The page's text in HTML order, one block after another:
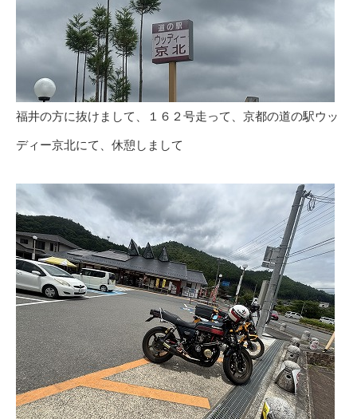
福井の方に抜けまして、１６２号走って、京都の道の駅ウッ
ディー京北にて、休憩しまして